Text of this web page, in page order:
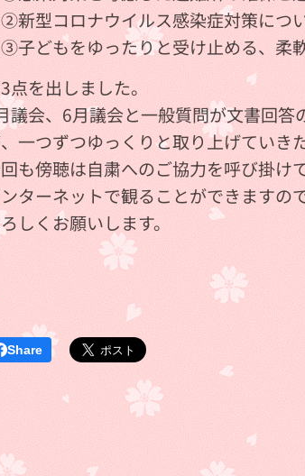
新型コロナウイルス感染症対策につ
どもをゆったりと受け止める、柔
点を出しました。
議会、6月議会と一般質問が文書回答
一つずつゆっくりと取り上げていき
も傍聴は自粛へのご協力を呼び掛け
ターネットで観ることができますの
しくお願いします。
Share